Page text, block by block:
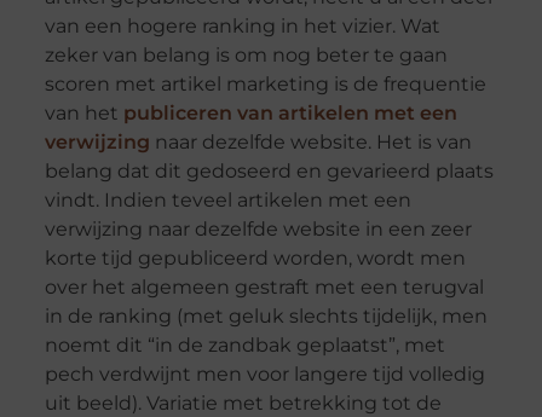
van een hogere ranking in het vizier. Wat
zeker van belang is om nog beter te gaan
scoren met artikel marketing is de frequentie
van het publiceren van artikelen met een
verwijzing naar dezelfde website. Het is van
belang dat dit gedoseerd en gevarieerd plaats
vindt. Indien teveel artikelen met een
verwijzing naar dezelfde website in een zeer
korte tijd gepubliceerd worden, wordt men
over het algemeen gestraft met een terugval
in de ranking (met geluk slechts tijdelijk, men
noemt dit “in de zandbak geplaatst”, met
pech verdwijnt men voor langere tijd volledig
uit beeld). Variatie met betrekking tot de